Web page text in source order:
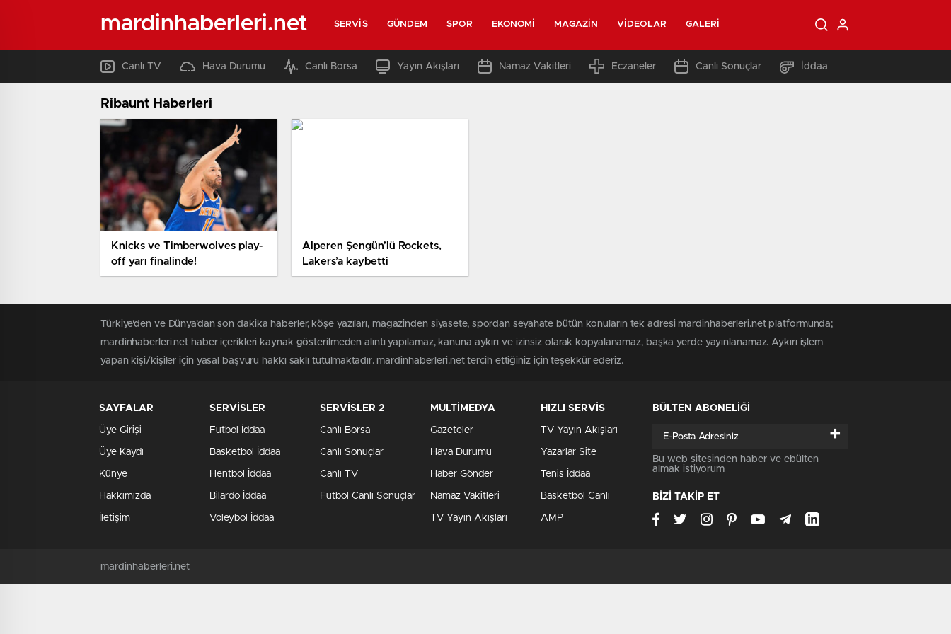
mardinhaberleri.net SERVIS GÜNDEM SPOR EKONOMI MAGAZIN VIDEOLAR GALERI
Canlı TV Hava Durumu Canlı Borsa Yayın Akışları Namaz Vakitleri Eczaneler Canlı Sonuçlar İddaa
Ribaunt Haberleri
Knicks ve Timberwolves play-
off yarı finalinde!
Alperen Şengün’lü Rockets,
Lakers’a kaybetti
Türkiye'den ve Dünya’dan son dakika haberler, köşe yazıları, magazinden siyasete, spordan seyahate bütün konuların tek adresi mardinhaberleri.net platformunda;
mardinhaberleri.net haber içerikleri kaynak gösterilmeden alıntı yapılamaz, kanuna aykırı ve izinsiz olarak kopyalanamaz, başka yerde yayınlanamaz. Aykırı işlem
yapan kişi/kişiler için yasal başvuru hakkı saklı tutulmaktadır. mardinhaberleri.net tercih ettiğiniz için teşekkür ederiz.
SAYFALAR
Üye Girişi
Üye Kaydı
Künye
Hakkımızda
İletişim
SERVİSLER
Futbol İddaa
Basketbol İddaa
Hentbol İddaa
Bilardo İddaa
Voleybol İddaa
SERVİSLER 2
Canlı Borsa
Canlı Sonuçlar
Canlı TV
Futbol Canlı Sonuçlar
MULTİMEDYA
Gazeteler
Hava Durumu
Haber Gönder
Namaz Vakitleri
TV Yayın Akışları
HIZLI SERVİS
TV Yayın Akışları
Yazarlar Site
Tenis İddaa
Basketbol Canlı
AMP
BÜLTEN ABONELİĞİ
+
Bu web sitesinden haber ve ebülten
almak istiyorum
BİZİ TAKİP ET
mardinhaberleri.net